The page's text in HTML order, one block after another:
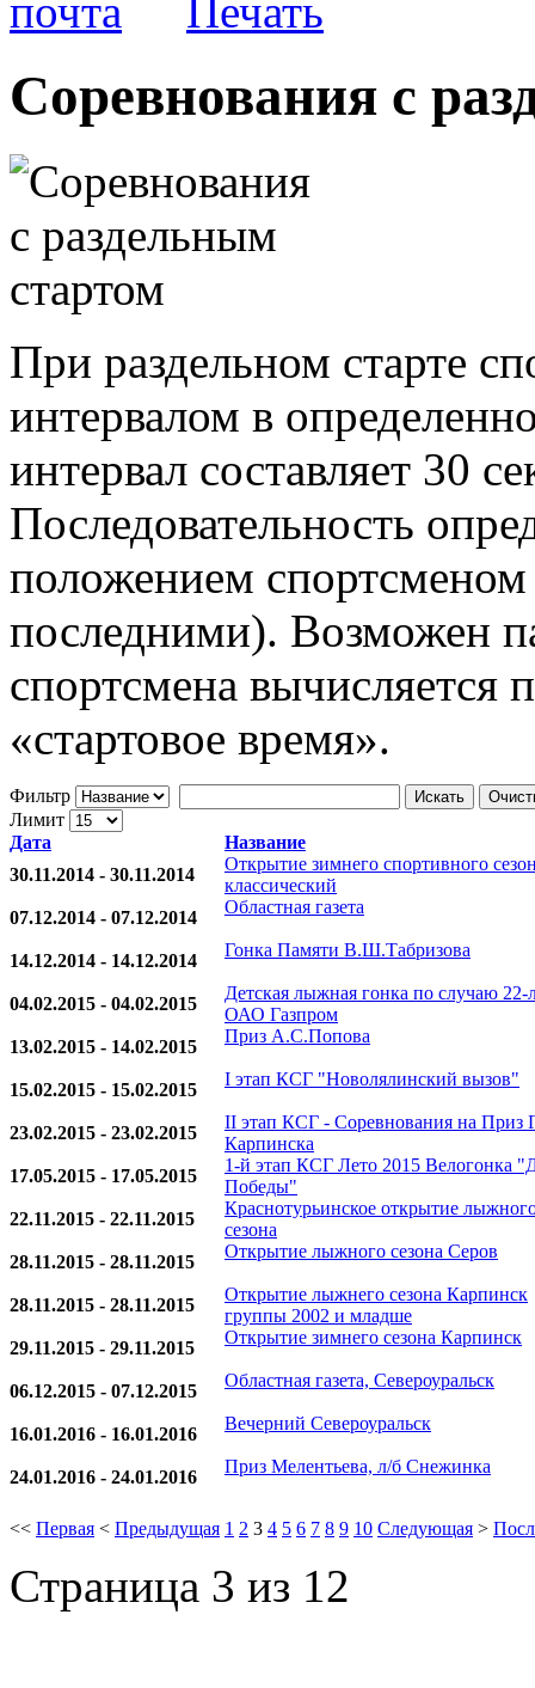
Соревнования с
При раздельном старте
интервалом в
интервал составляет 30
Последовательность
положением
последними). Возможен
спортсмена
«стартовое время».
Фильтр Искать
Лимит
Дата
Название
30.11.2014 - 30.11.2014
Открытие зимнего спортивного
классический
07.12.2014 - 07.12.2014
Областная газета
14.12.2014 - 14.12.2014
Гонка Памяти В.Ш.Табризова
04.02.2015 - 04.02.2015
Детская лыжная гонка по случаю 22-
ОАО Газпром
13.02.2015 - 14.02.2015
Приз А.С.Попова
15.02.2015 - 15.02.2015
I этап КСГ "Новолялинский вызов"
23.02.2015 - 23.02.2015
II этап КСГ - Соревнования на Приз
Карпинска
17.05.2015 - 17.05.2015
1-й этап КСГ Лето 2015 Велогонка
Победы"
22.11.2015 - 22.11.2015
Краснотурьинское открытие
сезона
28.11.2015 - 28.11.2015
Открытие лыжного сезона Серов
28.11.2015 - 28.11.2015
Открытие лыжнего сезона Карпинск
группы 2002 и младше
29.11.2015 - 29.11.2015
Открытие зимнего сезона Карпинск
06.12.2015 - 07.12.2015
Областная газета, Североуральск
16.01.2016 - 16.01.2016
Вечерний Североуральск
24.01.2016 - 24.01.2016
Приз Мелентьева, л/б Снежинка
<< Первая < Предыдущая 1 2 3 4 5 6 7 8 9 10 Следующая >
Страница 3 из 12